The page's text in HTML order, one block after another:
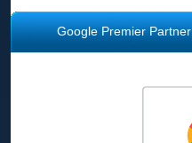
Google Premier Partner